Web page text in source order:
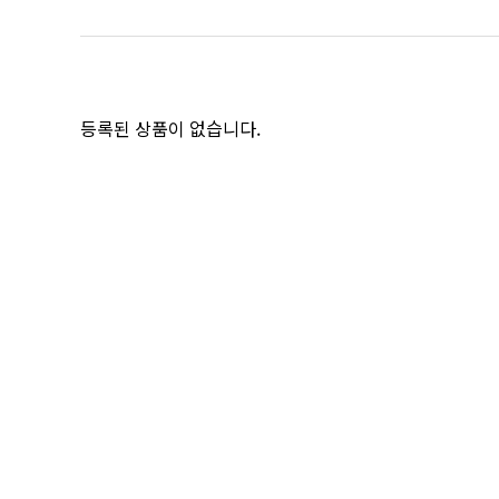
등록된 상품이 없습니다.